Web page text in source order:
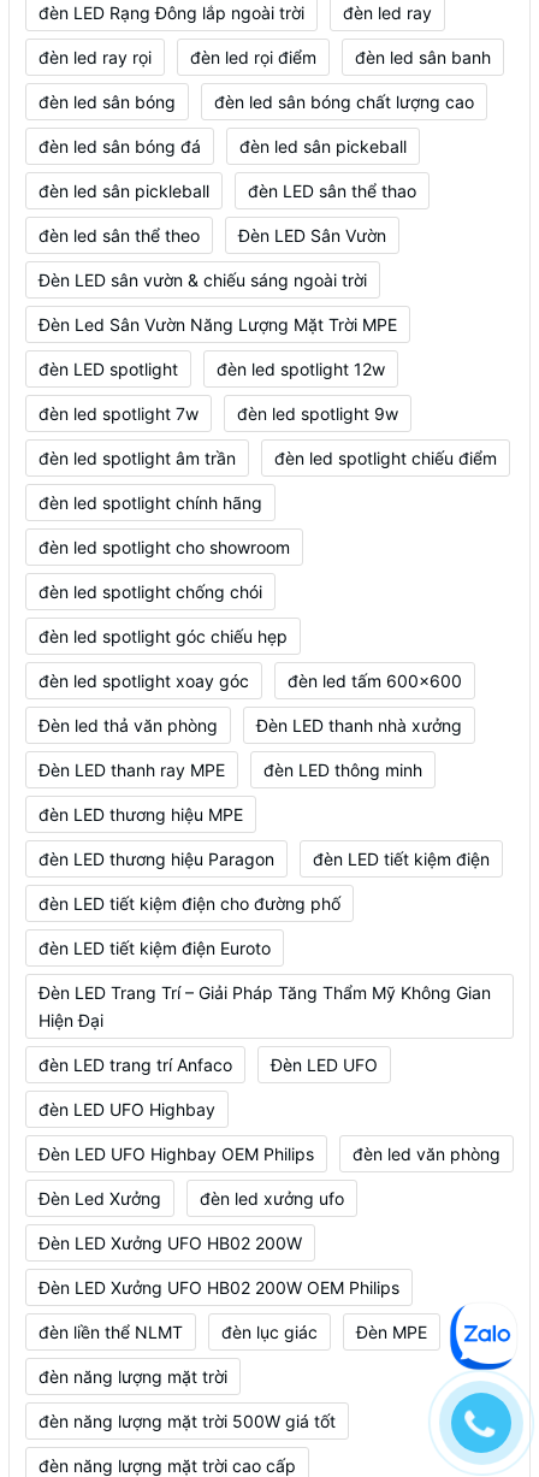
đèn LED Rạng Đông lắp ngoài trời đèn led ray
đèn led ray rọi đèn led rọi điểm đèn led sân banh
đèn led sân bóng đèn led sân bóng chất lượng cao
đèn led sân bóng đá đèn led sân pickeball
đèn led sân pickleball đèn LED sân thể thao
đèn led sân thể theo Đèn LED Sân Vườn
Đèn LED sân vườn & chiếu sáng ngoài trời
Đèn Led Sân Vườn Năng Lượng Mặt Trời MPE
đèn LED spotlight đèn led spotlight 12w
đèn led spotlight 7w đèn led spotlight 9w
đèn led spotlight âm trần đèn led spotlight chiếu điểm
đèn led spotlight chính hãng
đèn led spotlight cho showroom
đèn led spotlight chống chói
đèn led spotlight góc chiếu hẹp
đèn led spotlight xoay góc đèn led tấm 600x600
Đèn led thả văn phòng Đèn LED thanh nhà xưởng
Đèn LED thanh ray MPE đèn LED thông minh
đèn LED thương hiệu MPE
đèn LED thương hiệu Paragon đèn LED tiết kiệm điện
đèn LED tiết kiệm điện cho đường phố
đèn LED tiết kiệm điện Euroto
Đèn LED Trang Trí – Giải Pháp Tăng Thẩm Mỹ Không Gian
Hiện Đại
đèn LED trang trí Anfaco Đèn LED UFO
đèn LED UFO Highbay
Đèn LED UFO Highbay OEM Philips đèn led văn phòng
Đèn Led Xưởng đèn led xưởng ufo
Đèn LED Xưởng UFO HB02 200W
Đèn LED Xưởng UFO HB02 200W OEM Philips
đèn liền thể NLMT đèn lục giác Đèn MPE
đèn năng lượng mặt trời
đèn năng lượng mặt trời 500W giá tốt
đèn năng lượng mặt trời cao cấp